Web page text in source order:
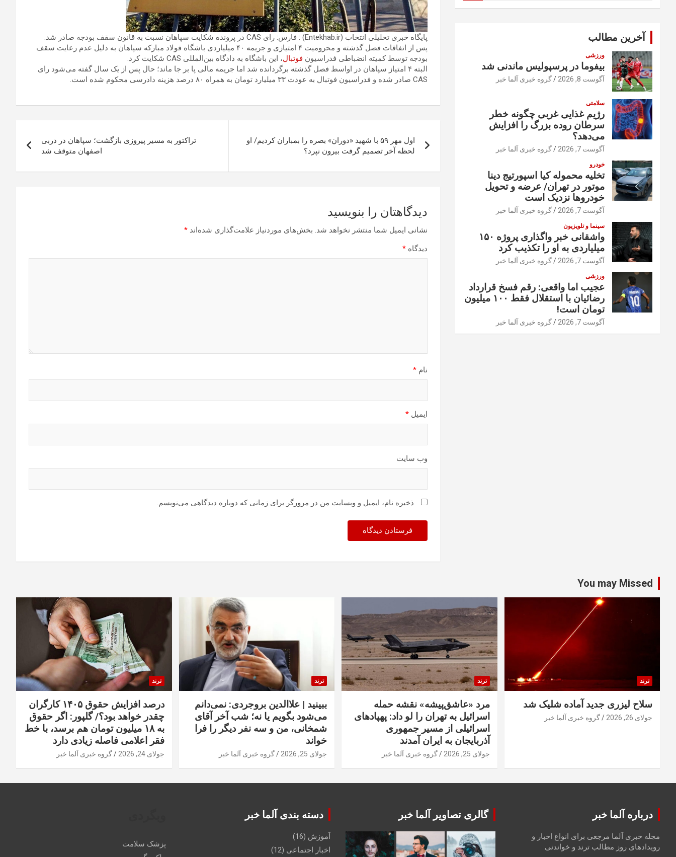
پایگاه خبری تحلیلی انتخاب (Entekhab.ir) : فارس: رای CAS در پرونده شکایت سپاهان نسبت به قانون سقف بودجه صادر شد.
پس از اتفاقات فصل گذشته و محرومیت ۴ امتیازی و جریمه ۴۰ میلیاردی باشگاه فولاد مبارکه سپاهان به دلیل عدم رعایت سقف
بودجه توسط کمیته انضباطی فدراسیون فوتبال، این باشگاه به دادگاه بین‌المللی CAS شکایت کرد.
البته ۴ امتیاز سپاهان در اواسط فصل گذشته برگردانده شد اما جریمه مالی پا بر جا ماند؛ حال پس از یک سال گفته می‌شود رای
CAS صادر شده و فدراسیون فوتبال به عودت ۳۳ میلیارد تومان به همراه ۸۰ درصد هزینه دادرسی محکوم شده است.
نوشته
اول مهر ۵۹ با شهید «دوران» بصره را بمباران کردیم/ او
لحظه آخر تصمیم گرفت بیرون نپرد؟
تراکتور به مسیر پیروزی بازگشت؛ سپاهان در دربی
اصفهان متوقف شد
دیدگاهتان را بنویسید
نشانی ایمیل شما منتشر نخواهد شد. بخش‌های موردنیاز علامت‌گذاری شده‌اند *
دیدگاه *
نام *
ایمیل *
وب‌ سایت
ذخیره نام، ایمیل و وبسایت من در مرورگر برای زمانی که دوباره دیدگاهی می‌نویسم.
آخرین مطالب
ورزشی
بیفوما در پرسپولیس ماندنی شد
آگوست 8, 2026 گروه خبری آلما خبر
سلامتی
رژیم غذایی غربی چگونه خطر
سرطان روده بزرگ را افزایش
می‌دهد؟
آگوست 7, 2026 گروه خبری آلما خبر
خودرو
تخلیه محموله کیا اسپورتیج دینا
موتور در تهران/ عرضه و تحویل
خودروها نزدیک است
آگوست 7, 2026 گروه خبری آلما خبر
سینما و تلویزیون
واشقانی خبر واگذاری پروژه ۱۵۰
میلیاردی به او را تکذیب کرد
آگوست 7, 2026 گروه خبری آلما خبر
ورزشی
عجیب اما واقعی: رقم فسخ قرارداد
رضائیان با استقلال فقط ۱۰۰ میلیون
تومان است!
آگوست 7, 2026 گروه خبری آلما خبر
You may Missed
ترند
سلاح لیزری جدید آماده شلیک شد
جولای 26, 2026 گروه خبری آلما خبر
ترند
مرد «عاشق‌پیشه» نقشه حمله
اسرائیل به تهران را لو داد: پهپادهای
اسرائیلی از مسیر جمهوری
آذربایجان به ایران آمدند
جولای 25, 2026 گروه خبری آلما خبر
ترند
ببینید | علاالدین بروجردی: نمی‌دانم
می‌شود بگویم یا نه؛ شب آخر آقای
شمخانی، من و سه نفر دیگر را فرا
خواند
جولای 25, 2026 گروه خبری آلما خبر
ترند
درصد افزایش حقوق ۱۴۰۵ کارگران
چقدر خواهد بود؟/ گلپور: اگر حقوق
به ۱۸ میلیون تومان هم برسد، با خط
فقر اعلامی فاصله زیادی دارد
جولای 24, 2026 گروه خبری آلما خبر
درباره آلما خبر
مجله خبری آلما مرجعی برای انواع اخبار و
رویدادهای روز مطالب ترند و خواندنی
گالری تصاویر آلما خبر دسته بندی آلما خبر
آموزش (16)
اخبار اجتماعی (12)
پزشک سلامت